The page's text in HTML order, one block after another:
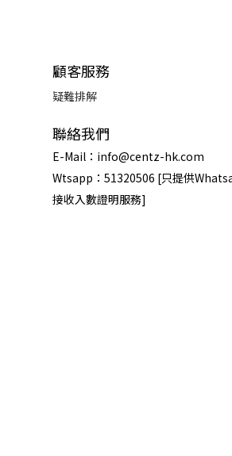
顧客服務
疑難排解
聯絡我們
E-Mail：info@centz-hk.com
Wtsapp：51320506 [只提供
接收入數證明服務]